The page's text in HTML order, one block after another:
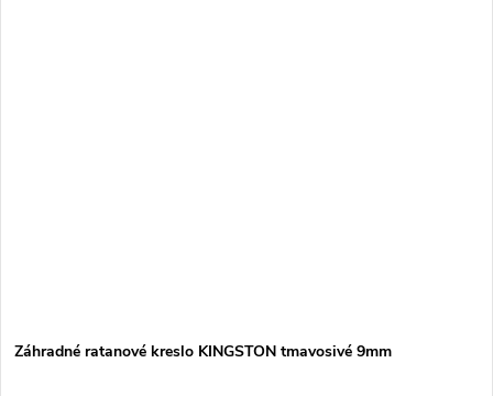
Záhradné ratanové kreslo KINGSTON tmavosivé 9mm